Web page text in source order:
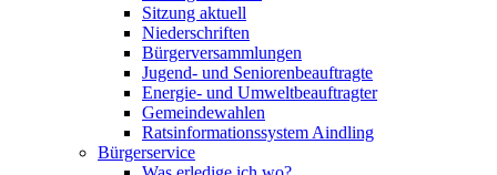
Sitzung aktuell
Niederschriften
Bürgerversammlungen
Jugend- und Seniorenbeauftragte
Energie- und Umweltbeauftragter
Gemeindewahlen
Ratsinformationssystem Aindling
Bürgerservice